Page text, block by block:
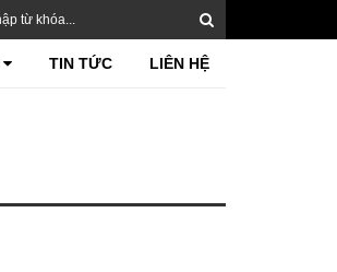
TIN TỨC LIÊN HỆ